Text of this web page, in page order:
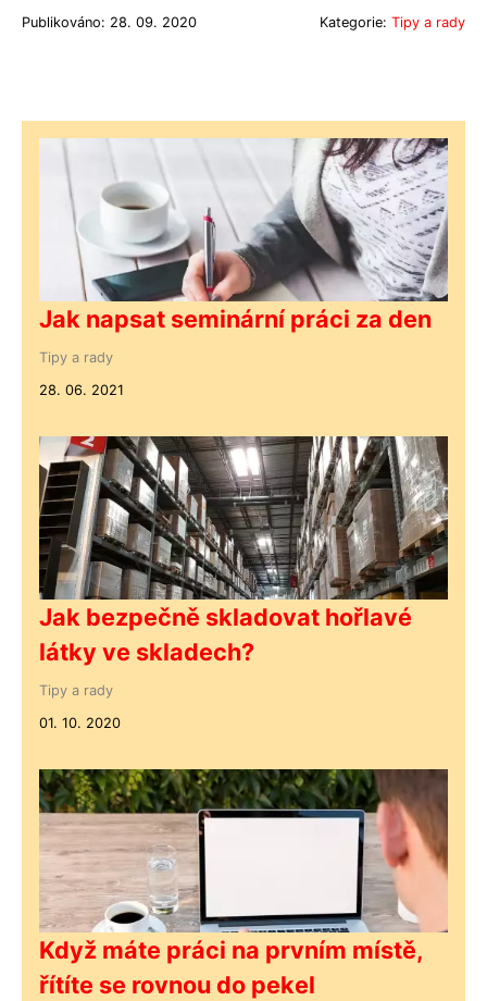
Publikováno: 28. 09. 2020 Kategorie: Tipy a rady
Jak napsat seminární práci za den
Tipy a rady
28. 06. 2021
Jak bezpečně skladovat hořlavé
látky ve skladech?
Tipy a rady
01. 10. 2020
Když máte práci na prvním místě,
řítíte se rovnou do pekel